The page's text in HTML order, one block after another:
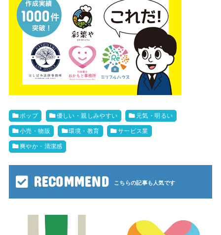
ポップ 優しい・親しみやすい 元気・明るい
小売・物販 環境・教育 サービス業
爽やか・清潔感
RECOMMEND